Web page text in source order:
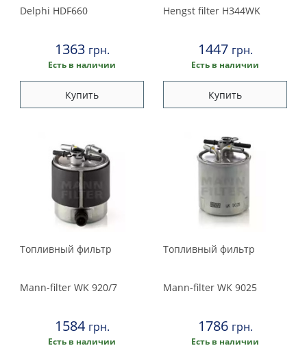
Delphi HDF660
1363 грн.
Есть в наличии
Купить
Hengst filter H344WK
1447 грн.
Есть в наличии
Купить
Топливный фильтр
Mann-filter WK 920/7
1584 грн.
Есть в наличии
Топливный фильтр
Mann-filter WK 9025
1786 грн.
Есть в наличии